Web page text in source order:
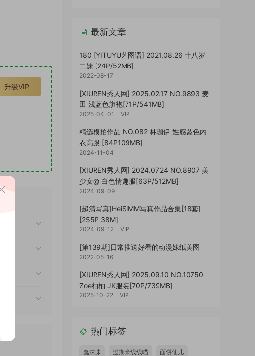
升级VIP
最新文章
180 [YITUYU艺图语] 2021.08.26 十八岁
二妹 [24P/52MB]
2022-08-17
[XIUREN秀人网] 2025.02.17 NO.9893 麦
田 浅蓝色旗袍[71P/541MB]
2025-04-01 VIP
精选模拍作品 NO.082 林珈伊 姓感藍色內
衣高跟 [84P109MB]
2024-11-04
[XIUREN秀人网] 2024.07.24 NO.8907 美
少女@ 白色情趣服[63P/512MB]
2024-09-09
[超清写真]HeiSiMM写真作品合集[18套]
[255P 38M]
2024-09-12 VIP
[第139期]日常推送好看的动漫妹纸美图
2022-05-16
[XIUREN秀人网] 2025.09.10 NO.10750
Zoe柚柚 JK服装[70P/739MB]
2025-10-22 VIP
热门标签
蠢沫沫 过期米线线喵 面饼仙儿